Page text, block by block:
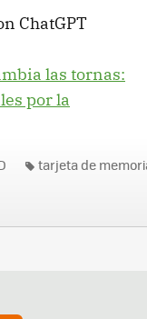
ChatGPT
las tornas:
por la
tarjeta de